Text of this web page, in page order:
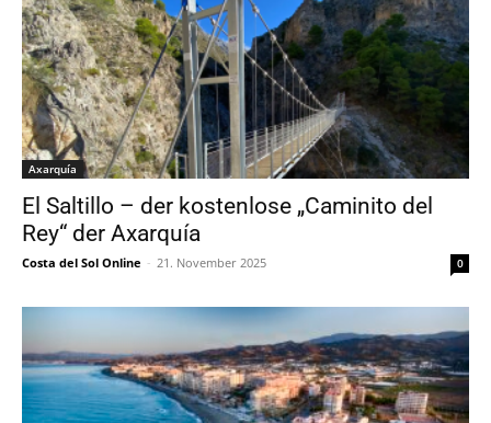
Axarquía
El Saltillo – der kostenlose „Caminito del
Rey“ der Axarquía
Costa del Sol Online - 21. November 2025 0